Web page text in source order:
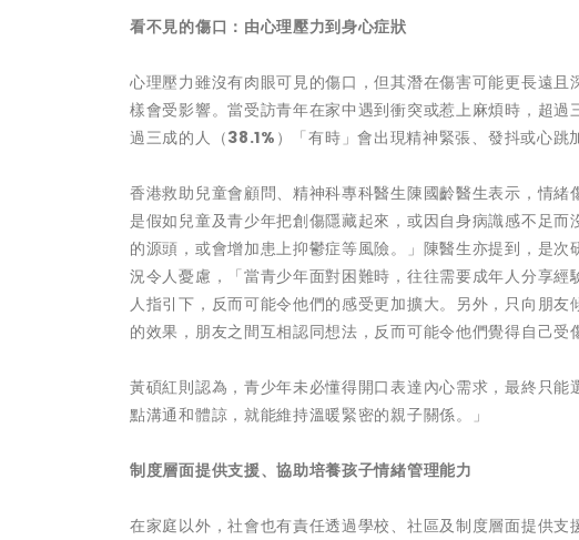
看不見的傷口：由心理壓力到身心症狀
心理壓力雖沒有肉眼可見的傷口，但其潛在傷害可能更長遠
樣會受影響。當受訪青年在家中遇到衝突或惹上麻煩時，超過
過三成的人（38.1% ）「有時」會出現精神緊張、發抖或心跳
香港救助兒童會顧問、精神科專科醫生陳國齡醫生表示，情
是假如兒童及青少年把創傷隱藏起來，或因自身病識感不足
的源頭，或會增加患上抑鬱症等風險。」陳醫生亦提到，是
況令人憂慮，「當青少年面對困難時，往往需要成年人分享
人指引下，反而可能令他們的感受更加擴大。另外，只向朋
的效果，朋友之間互相認同想法，反而可能令他們覺得自己受
黃碩紅則認為，青少年未必懂得開口表達內心需求，最終只
點溝通和體諒，就能維持溫暖緊密的親子關係。」
制度層面提供支援、協助培養孩子情緒管理能力
在家庭以外，社會也有責任透過學校、社區及制度層面提供